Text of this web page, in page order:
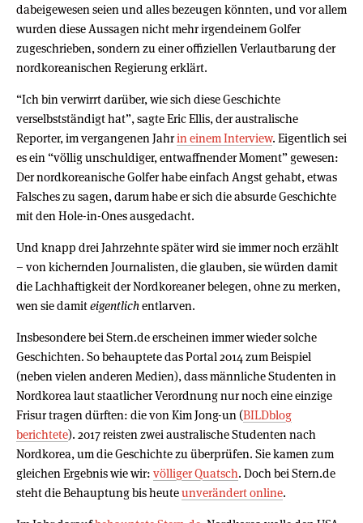
dabeigewesen seien und alles bezeugen könnten, und vor allem
wurden diese Aussagen nicht mehr irgendeinem Golfer
zugeschrieben, sondern zu einer offiziellen Verlautbarung der
nordkoreanischen Regierung erklärt.
“Ich bin verwirrt darüber, wie sich diese Geschichte
verselbstständigt hat”, sagte Eric Ellis, der australische
Reporter, im vergangenen Jahrin einem Interview. Eigentlich sei
es ein “völlig unschuldiger, entwaffnender Moment” gewesen:
Der nordkoreanische Golfer habe einfach Angst gehabt, etwas
Falsches zu sagen, darum habe er sich die absurde Geschichte
mit den Hole-in-Ones ausgedacht.
Und knapp drei Jahrzehnte später wird sie immer noch erzählt
– von kichernden Journalisten, die glauben, sie würden damit
die Lachhaftigkeit der Nordkoreaner belegen, ohne zu merken,
wen sie damiteigentlichentlarven.
Insbesondere bei Stern.de erscheinen immer wieder solche
Geschichten. So behauptete das Portal 2014 zum Beispiel
(neben vielen anderen Medien), dass männliche Studenten in
Nordkorea laut staatlicher Verordnung nur noch eine einzige
Frisur tragen dürften: die von Kim Jong-un (BILDblog
berichtete). 2017 reisten zwei australische Studenten nach
Nordkorea, um die Geschichte zu überprüfen. Sie kamen zum
gleichen Ergebnis wie wir: völliger Quatsch. Doch bei Stern.de
steht die Behauptung bis heuteunverändert online.